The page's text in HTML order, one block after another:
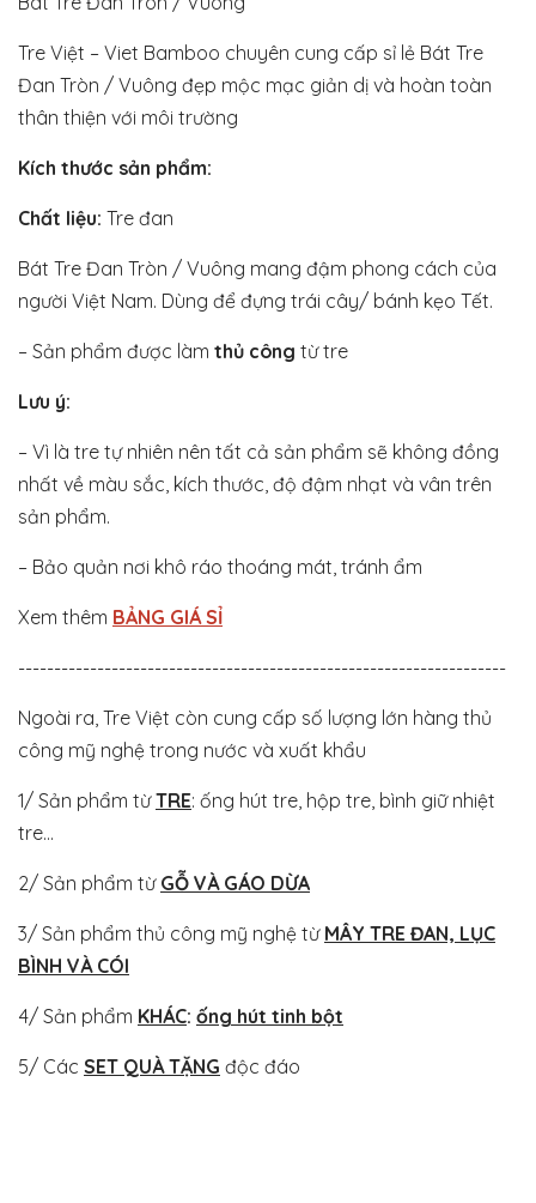
Tre Việt – Viet Bamboo chuyên cung cấp sỉ lẻ Bát Tre
Đan Tròn / Vuông đẹp mộc mạc giản dị và hoàn toàn
thân thiện với môi trường
Kích thước sản phẩm:
Chất liệu: Tre đan
Bát Tre Đan Tròn / Vuông mang đậm phong cách của
người Việt Nam. Dùng để đựng trái cây/ bánh kẹo Tết.
– Sản phẩm được làm thủ công từ tre
Lưu ý:
– Vì là tre tự nhiên nên tất cả sản phẩm sẽ không đồng
nhất về màu sắc, kích thước, độ đậm nhạt và vân trên
sản phẩm.
– Bảo quản nơi khô ráo thoáng mát, tránh ẩm
Xem thêm BẢNG GIÁ SỈ
--------------------------------------------------------------------
Ngoài ra, Tre Việt còn cung cấp số lượng lớn hàng thủ
công mỹ nghệ trong nước và xuất khẩu
1/ Sản phẩm từTRE: ống hút tre, hộp tre, bình giữ nhiệt
tre...
2/ Sản phẩm từ GỖ VÀ GÁO DỪA
3/ Sản phẩm thủ công mỹ nghệ từ MÂY TRE ĐAN, LỤC
BÌNH VÀ CÓI
4/ Sản phẩm KHÁC: ống hút tinh bột
5/ Các SET QUÀ TẶNG độc đáo